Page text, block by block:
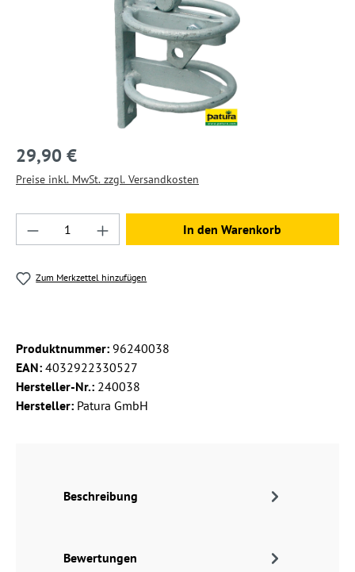
29,90 €
Preise inkl. MwSt. zzgl. Versandkosten
Produkt Anzahl: Gib den gewünschten
In den Warenkorb
Zum Merkzettel hinzufügen
Produktnummer: 96240038
EAN: 4032922330527
Hersteller-Nr.: 240038
Hersteller: Patura GmbH
Beschreibung
Bewertungen